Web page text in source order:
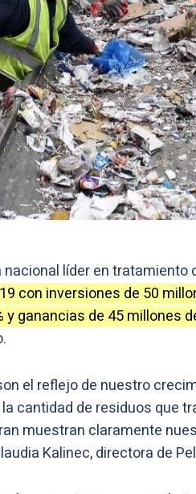
nacional líder en
con inversiones de 50
y ganancias de 45 millones
el reflejo de nuestro
cantidad de residuos que
muestran claramente
Kalinec, directora de